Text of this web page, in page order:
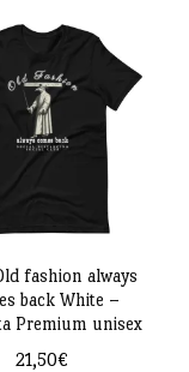
de
producto
tiene
múltiples
variantes.
Las
opciones
elegir
en
la
fashion always
back White –
Premium unisex
21,50€